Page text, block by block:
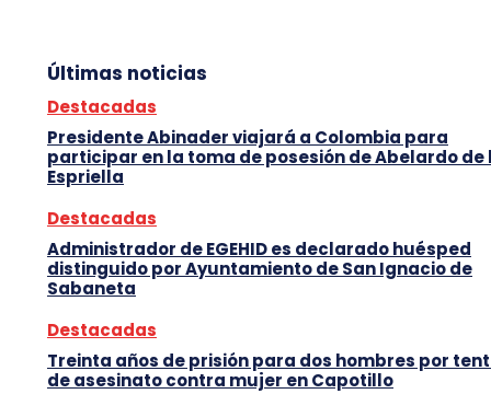
Últimas noticias
Destacadas
Presidente Abinader viajará a Colombia para
participar en la toma de posesión de Abelardo de
Espriella
Destacadas
Administrador de EGEHID es declarado huésped
distinguido por Ayuntamiento de San Ignacio de
Sabaneta
Destacadas
Treinta años de prisión para dos hombres por
de asesinato contra mujer en Capotillo